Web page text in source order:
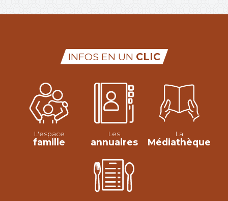
INFOS EN UN CLIC
L'espace
famille
Les
annuaires
La
Médiathèque